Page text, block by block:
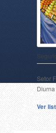
Setor
Diurna
Ver